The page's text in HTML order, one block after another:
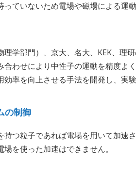
っていないため電場や磁場による運
理学部門）、京大、名大、KEK、理
合わせにより中性子の運動を精度よ
率を向上させる手法を開発し、実験
の制御
持つ粒子であれば電場を用いて加速
を使った加速はできません。